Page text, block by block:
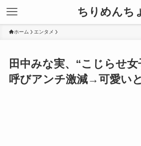
ちりめんち
ホーム エンタメ
田中みな実、“こじらせ
呼びアンチ激減→可愛いと